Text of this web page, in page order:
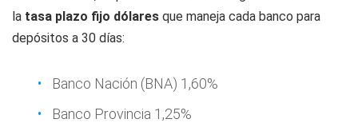
la tasa plazo fijo dólares que maneja cada banco para
depósitos a 30 días:
Banco Nación (BNA) 1,60%
Banco Provincia 1,25%